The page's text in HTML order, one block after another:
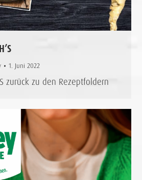
1. Juni 2022
zurück zu den Rezeptfoldern